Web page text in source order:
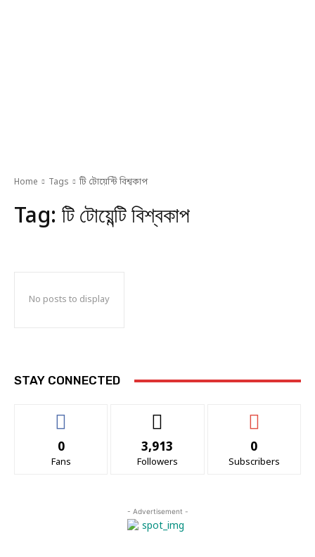
Home Tags টি টোয়েন্টি বিশ্বকাপ
Tag: টি টোয়েন্টি বিশ্বকাপ
No posts to display
STAY CONNECTED
0
Fans
3,913
Followers
0
Subscribers
- Advertisement -